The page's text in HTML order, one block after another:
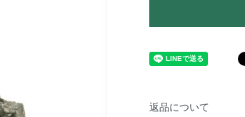
返品について